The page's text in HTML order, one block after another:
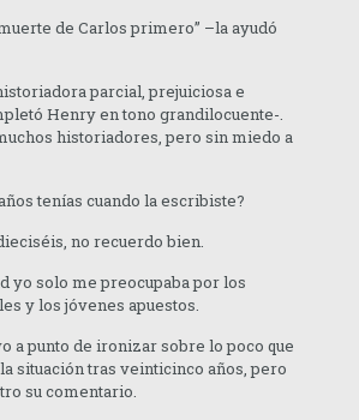
de Carlos primero” –la ayudó
parcial, prejuiciosa e
Henry en tono grandilocuente-.
historiadores, pero sin miedo a
tenías cuando la escribiste?
no recuerdo bien.
solo me preocupaba por los
y los jóvenes apuestos.
punto de ironizar sobre lo poco que
situación tras veinticinco años, pero
su comentario.